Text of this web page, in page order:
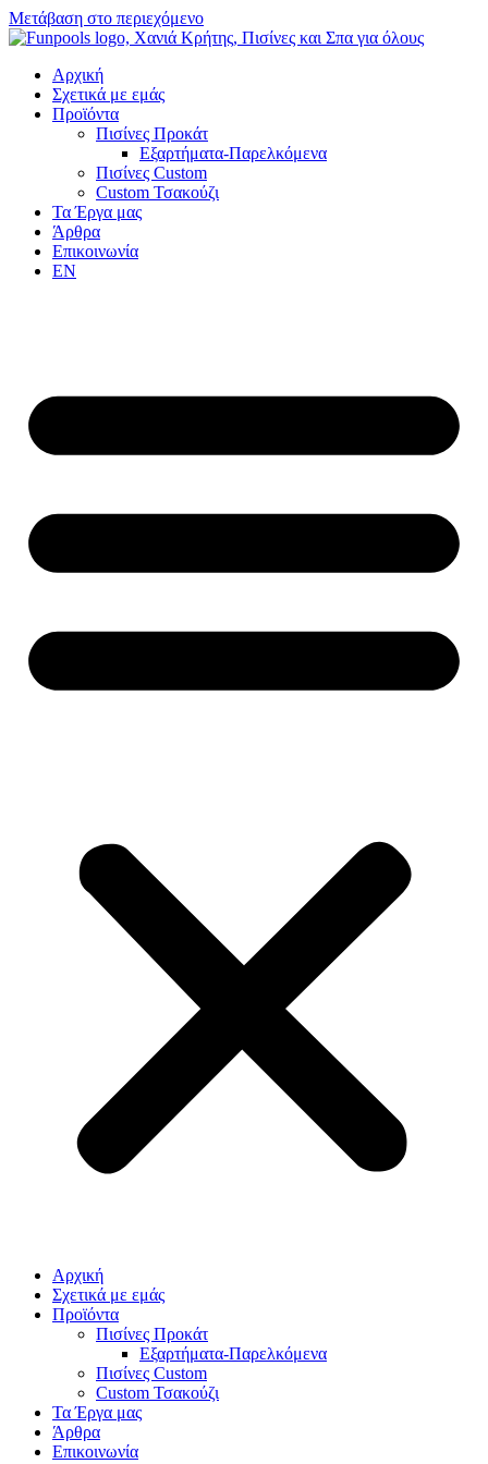
Μετάβαση στο περιεχόμενο
Αρχική
Σχετικά με εμάς
Προϊόντα
Πισίνες Προκάτ
Εξαρτήματα-Παρελκόμενα
Πισίνες Custom
Custom Τσακούζι
Τα Έργα μας
Άρθρα
Επικοινωνία
EN
Αρχική
Σχετικά με εμάς
Προϊόντα
Πισίνες Προκάτ
Εξαρτήματα-Παρελκόμενα
Πισίνες Custom
Custom Τσακούζι
Τα Έργα μας
Άρθρα
Επικοινωνία